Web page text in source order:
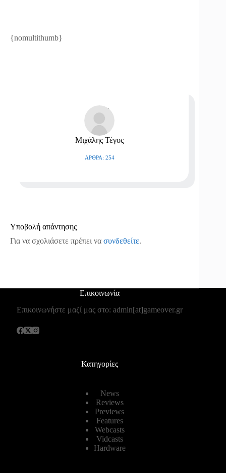
{nomultithumb}
Μιχάλης Τέγος
ΆΡΘΡΑ: 254
Υποβολή απάντησης
Για να σχολιάσετε πρέπει να συνδεθείτε.
Επικοινωνία
Επικοινωνήστε μαζί μας στο: admin[at]gameover.gr
Κατηγορίες
News
Reviews
Previews
Features
Webcasts
Vidcasts
Hardware